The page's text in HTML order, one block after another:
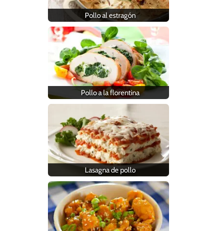
Pollo al estragón
Pollo a la florentina
Lasagna de pollo